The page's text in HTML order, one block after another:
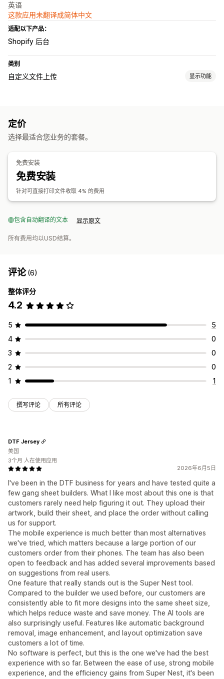
英语
这款应用未翻译成简体中文
适配以下产品：
Shopify 后台
类别
自定义文件上传 显示功能
定价
选择最适合您业务的套餐。
免费安装
免费安装
针对可直接打印文件收取 4% 的费用
包含自动翻译的文本 显示原文
所有费用均以USD结算。
评论(6)
整体评分
4.2
5
5
4
0
3
0
2
0
1
1
撰写评论 所有评论
2026年6月5日
I've been in the DTF business for years and have tested quite a
few gang sheet builders. What I like most about this one is that
customers rarely need help figuring it out. They upload their
artwork, build their sheet, and place the order without calling
us for support.
The mobile experience is much better than most alternatives
we've tried, which matters because a large portion of our
customers order from their phones. The team has also been
open to feedback and has added several improvements based
on suggestions from real users.
One feature that really stands out is the Super Nest tool.
Compared to the builder we used before, our customers are
consistently able to fit more designs into the same sheet size,
which helps reduce waste and save money. The AI tools are
also surprisingly useful. Features like automatic background
removal, image enhancement, and layout optimization save
customers a lot of time.
No software is perfect, but this is the one we've had the best
experience with so far. Between the ease of use, strong mobile
experience, and the efficiency gains from Super Nest, it's been
DTF Jersey
美国
3个月 人在使用应用